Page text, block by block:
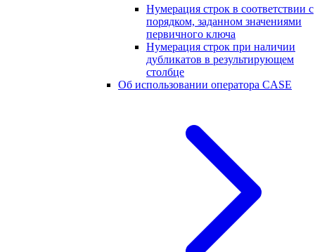
Нумерация строк в соответствии с
порядком, заданном значениями
первичного ключа
Нумерация строк при наличии
дубликатов в результирующем
столбце
Об использовании оператора CASE